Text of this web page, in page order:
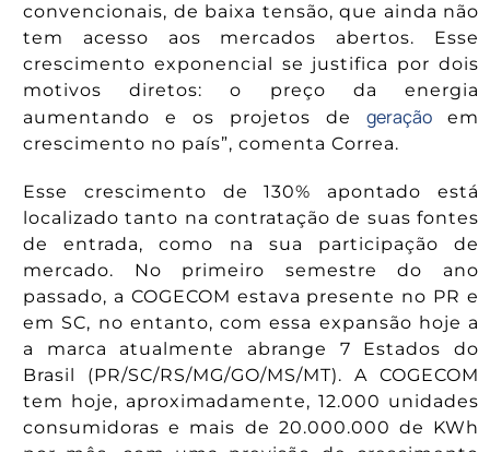
convencionais, de baixa tensão, que ainda não
tem acesso aos mercados abertos. Esse
crescimento exponencial se justifica por dois
motivos diretos: o preço da energia
aumentando e os projetos de geração em
crescimento no país”, comenta Correa.
Esse crescimento de 130% apontado está
localizado tanto na contratação de suas fontes
de entrada, como na sua participação de
mercado. No primeiro semestre do ano
passado, a COGECOM estava presente no PR e
em SC, no entanto, com essa expansão hoje a
a marca atualmente abrange 7 Estados do
Brasil (PR/SC/RS/MG/GO/MS/MT). A COGECOM
tem hoje, aproximadamente, 12.000 unidades
consumidoras e mais de 20.000.000 de KWh